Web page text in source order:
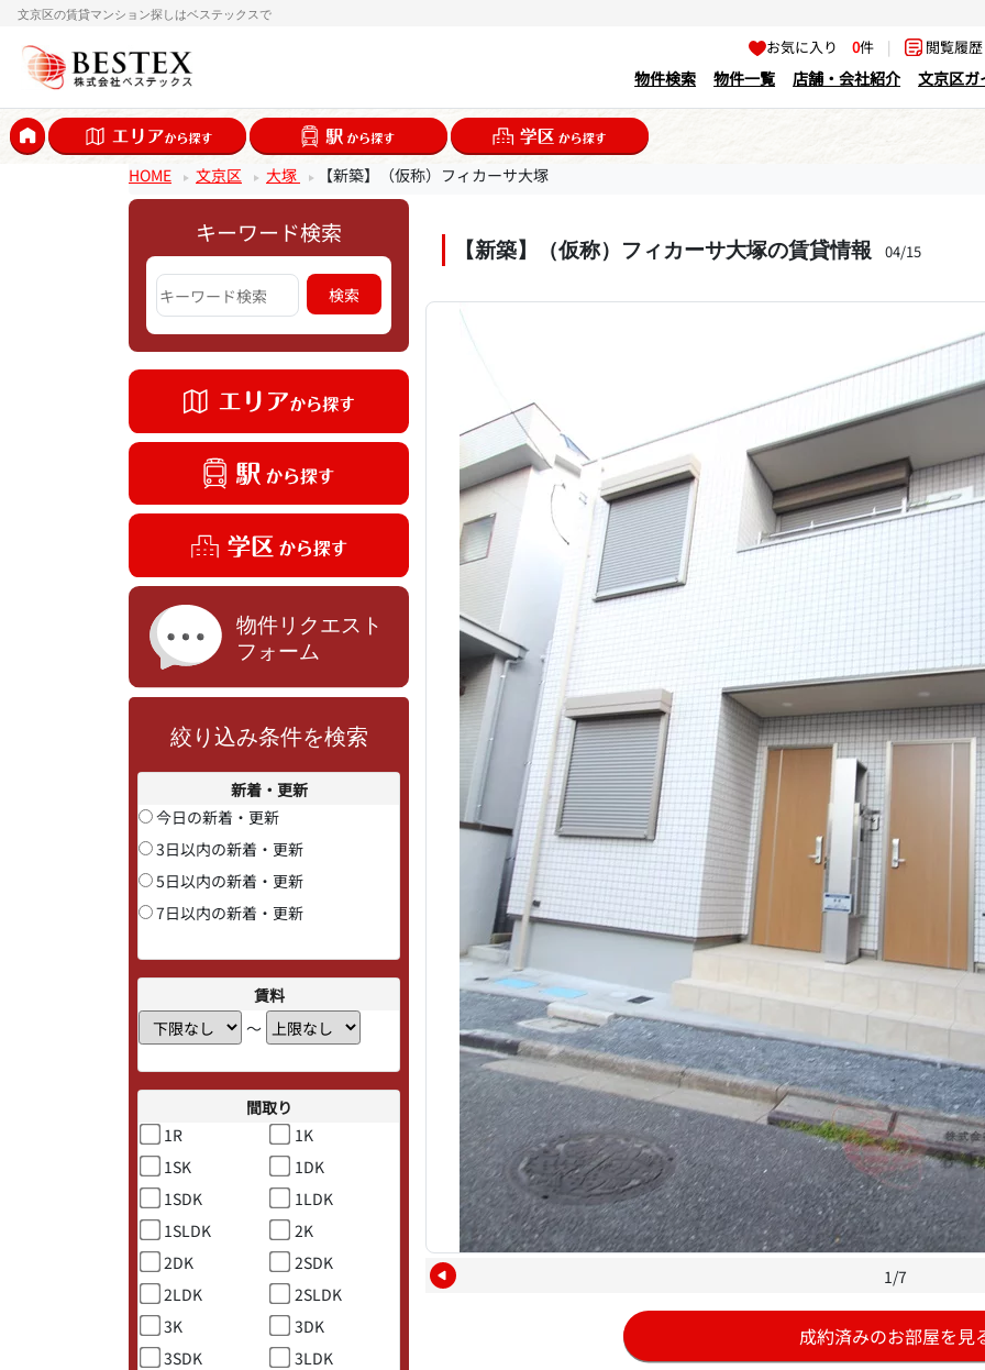
文京区の賃貸マンション探しはベステックスで
お気に入り0件 | 閲覧履
物件検索 物件一覧 店舗・会社紹介 文京区ガ
HOME 文京区 大塚 【新築】（仮称）フィカーサ大塚
キーワード検索
絞り込み条件を検索
新着・更新
今日の新着・更新
3日以内の新着・更新
5日以内の新着・更新
7日以内の新着・更新
賃料
〜
間取り
1R
1K
1SK
1DK
1SDK
1LDK
1SLDK
2K
2DK
2SDK
2LDK
2SLDK
3K
3DK
3SDK
3LDK
【新築】（仮称）フィカーサ大塚の賃貸情報 04/15
1/7
成約済みのお部屋を見